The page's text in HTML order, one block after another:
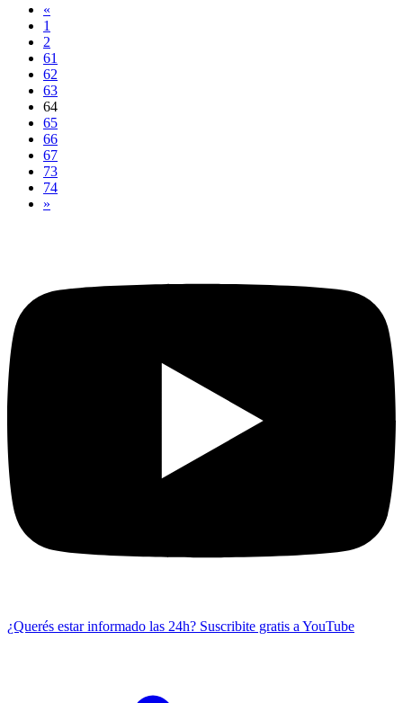
«
1
2
61
62
63
64
65
66
67
73
74
»
¿Querés estar informado las 24h? Suscribite gratis a YouTube